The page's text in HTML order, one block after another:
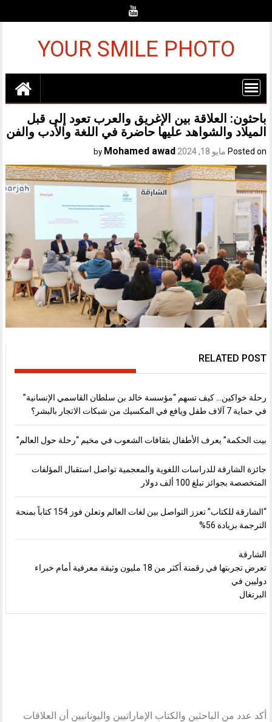
YOUR SMILE PHOTO
باحثون: العلاقة بين الإغريق والعرب تعود إلى قبل
الميلاد والشواهد عليها حاضرة في اللغة والأدب والفن
Posted on مايو 18, 2024 Mohamed awad
RELATED POST
رحلة خواكين… كيف تسهم “مؤسسة خالد بن سلطان القاسمي الإنسانية”
في حماية 7 آلاف طفل ويافع في المكسيك من شبكات الاتجار بالبشر؟
بيت الحكمة” يعرف الأطفال بثقافات الشعوب في مخيم “رحلة حول العالم”
جائزة الشارقة للدراسات اللغوية والمعجمية تواصل استقبال المؤلفات
المتخصصة بجوائز تبلغ 100 ألف دولار
“الشارقة للكتاب” تعزز التواصل بين لغات العالم وتعلن فوز 154 كتاباً بمنحة
الترجمة بزيادة 56%
الشارقة
تعرض تجربتها في رقمنة أكثر من 18 مليون وثيقة معرفية أمام خبراء
دوليين في
البرتغال
أكد عدد من الباحثين والكتاب الإماراتيين واليونانيين أن العلاقات